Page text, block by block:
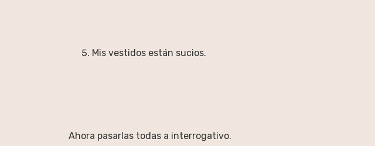
Mis vestidos están sucios.
Ahora pasarlas todas a interrogativo.